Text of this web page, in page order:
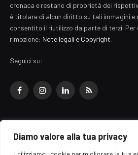
Diamo valore alla tua privacy
cronaca e restano di proprietà dei
è titolare di alcun diritto su tali immagini e
consentito il riutilizzo da parte di terzi.
rimozione: Note legali e Copyright.
Seguici su:
FacebookInstagramLinkedInRSS
© 2026 EZ Rome Designed by